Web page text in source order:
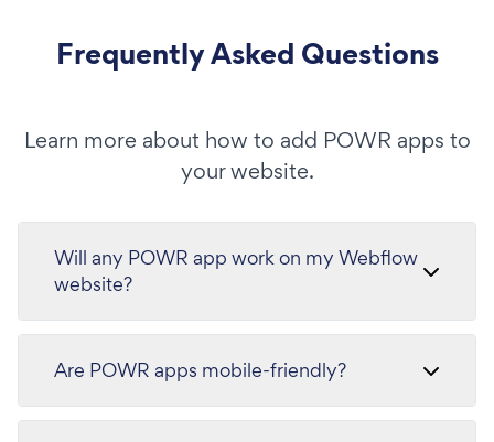
Frequently Asked Questions
Learn more about how to add POWR apps to
your website.
Will any POWR app work on my Webflow
website?
Are POWR apps mobile-friendly?